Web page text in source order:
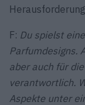
F: Du spielst
Parfumdesigns.
aber auch für
verantwortlich.
Aspekte unter